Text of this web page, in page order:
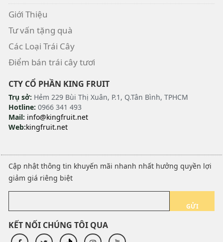
Giới Thiệu
Tư vấn tặng quà
Các Loại Trái Cây
Điểm bán trái cây tươi
CTY CỔ PHẦN KING FRUIT
Trụ sở: Hẻm 229 Bùi Thị Xuân, P.1, Q.Tân Bình, TPHCM
Hotline: 0966 341 493
Mail: info@kingfruit.net
Web:kingfruit.net
Cập nhật thông tin khuyến mãi nhanh nhất hưởng quyền lợi
giảm giá riêng biệt
GỬI
KẾT NỐI CHÚNG TÔI QUA